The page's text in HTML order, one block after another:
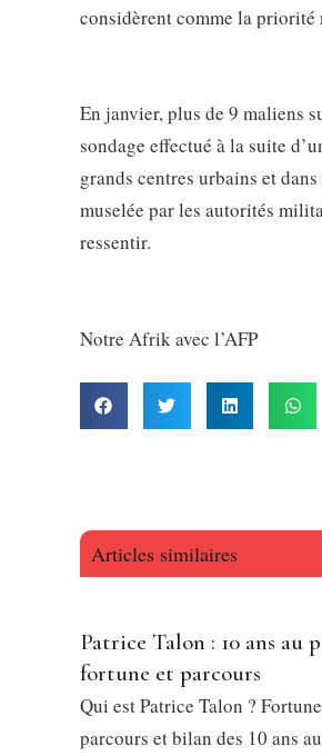
considèrent comme la priorité
En janvier, plus de 9 maliens
sondage effectué à la suite
grands centres urbains et
muselée par les autorités
ressentir.
Notre Afrik avec l’AFP
Articles similaires
Patrice Talon : 10 ans au
fortune et parcours
Qui est Patrice Talon ?
parcours et bilan des 10 ans